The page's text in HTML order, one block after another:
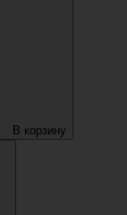
В корзину